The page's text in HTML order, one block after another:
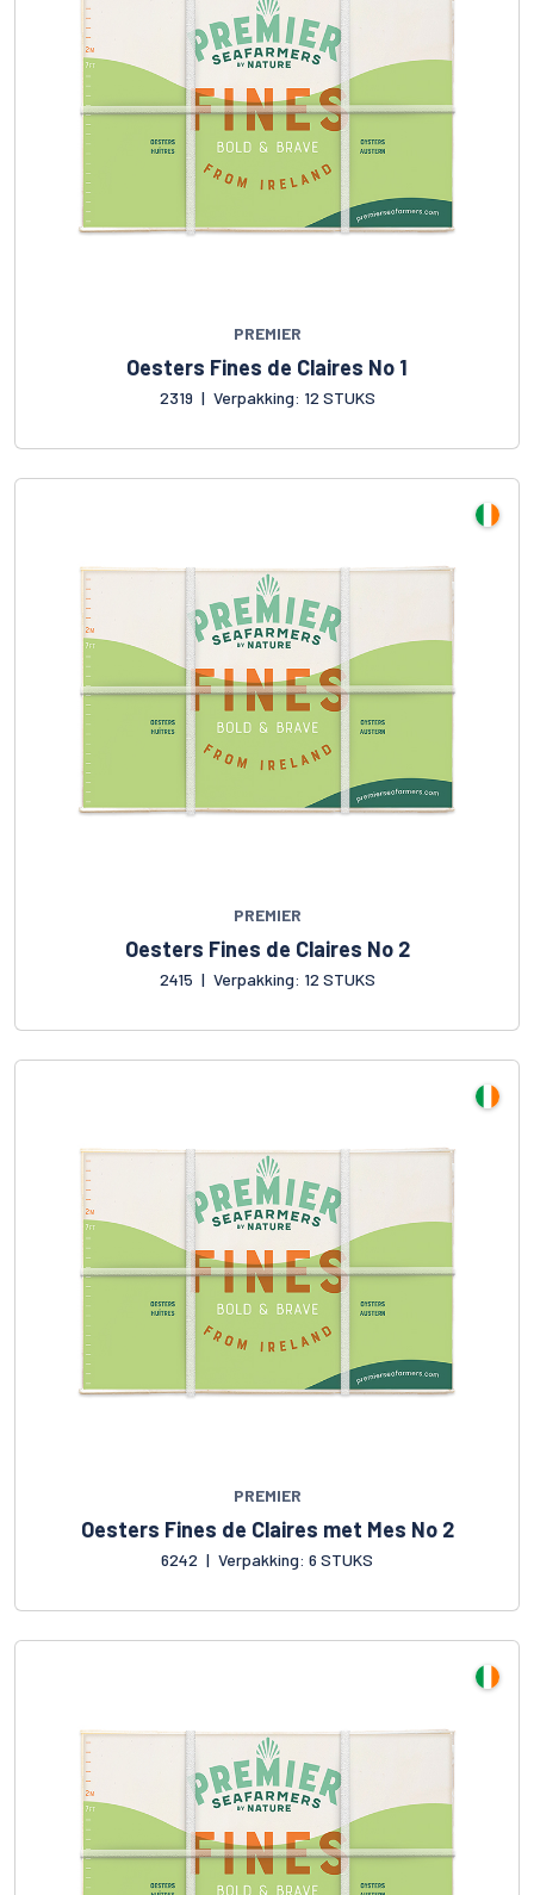
PREMIER
Oesters Fines de Claires No 1
2319 | Verpakking: 12 STUKS
PREMIER
Oesters Fines de Claires No 2
2415 | Verpakking: 12 STUKS
PREMIER
Oesters Fines de Claires met Mes No 2
6242 | Verpakking: 6 STUKS